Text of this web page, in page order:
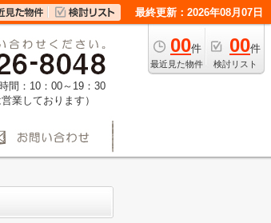
最終更新：2026年08月07日
00件
最近見た物件
00件
検討リスト
間：10：00～19：30
営業しております）